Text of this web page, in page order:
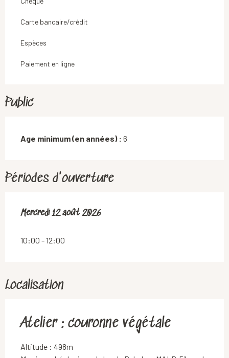
Carte bancaire/crédit
Espèces
Paiement en ligne
Public
Age minimum (en années) : 6
Périodes d'ouverture
Mercredi 12 août 2026
Mercredi 12 août 2026
10:00 - 12:00
Localisation
Atelier : couronne végétale
Altitude : 498m